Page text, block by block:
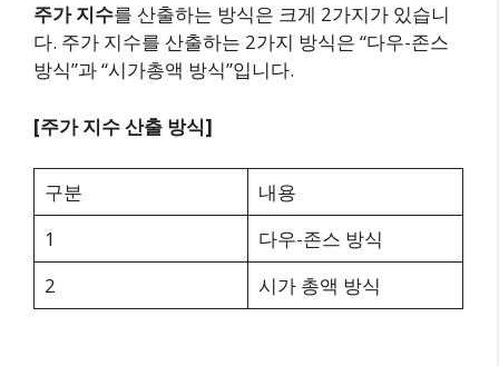
주가 지수를 산출하는 방식은 크게 2가지가 있습니
다. 주가 지수를 산출하는 2가지 방식은 “다우-존스
방식”과 “시가총액 방식”입니다.
[주가 지수 산출 방식]
구분
내용
1
다우-존스 방식
2
시가 총액 방식